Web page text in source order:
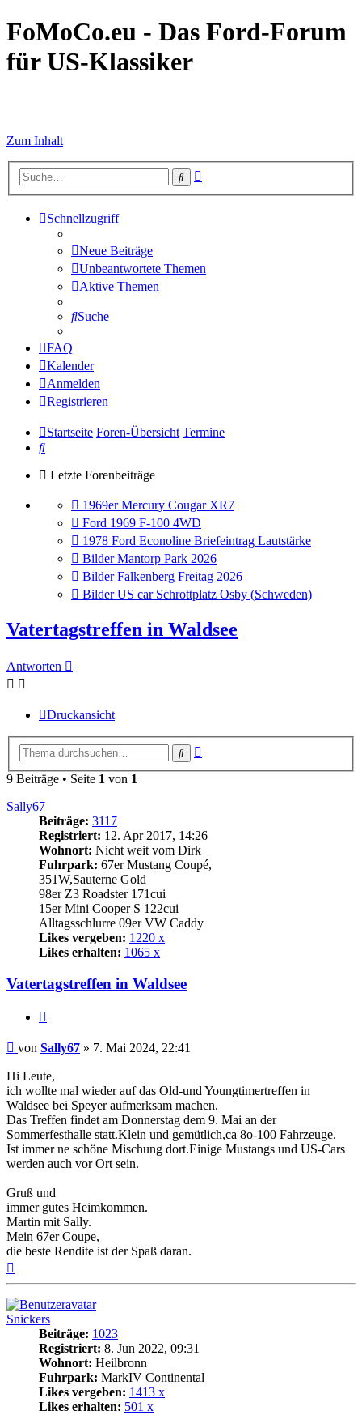
FoMoCo.eu - Das Ford-Forum
für US-Klassiker
Zum Inhalt
Suche
Schnellzugriff
Neue Beiträge
Unbeantwortete Themen
Aktive Themen
Suche
FAQ
Kalender
Anmelden
Registrieren
Startseite Foren-Übersicht Termine
Suche
Letzte Forenbeiträge
Gehe
zum
letzten
Beitrag
1969er Mercury Cougar XR7
Gehe
zum
letzten
Beitrag
Ford 1969 F-100 4WD
Gehe
zum
letzten
Beitrag
1978 Ford Econoline Briefeintrag Lautstärke
Gehe
zum
letzten
Beitrag
Bilder Mantorp Park 2026
Gehe
zum
letzten
Bilder Falkenberg Freitag 2026
Gehe
Beitrag
Bilder US car Schrottplatz Osby (Schweden)
Vatertagstreffen in Waldsee
Antworten
Druckansicht
Suche
9 Beiträge • Seite 1 von 1
Sally67
Beiträge: 3117
Registriert: 12. Apr 2017, 14:26
Wohnort: Nicht weit vom Dirk
Fuhrpark: 67er Mustang Coupé,
351W,Sauterne Gold
98er Z3 Roadster 171cui
15er Mini Cooper S 122cui
Alltagsschlurre 09er VW Caddy
Likes vergeben: 1220 x
Likes erhalten: 1065 x
Vatertagstreffen in Waldsee
Beitrag
von Sally67 » 7. Mai 2024, 22:41
Hi Leute,
ich wollte mal wieder auf das Old-und Youngtimertreffen in
Waldsee bei Speyer aufmerksam machen.
Das Treffen findet am Donnerstag dem 9. Mai an der
Sommerfesthalle statt.Klein und gemütlich,ca 8o-100 Fahrzeuge.
Ist immer ne schöne Mischung dort.Einige Mustangs und US-Cars
werden auch vor Ort sein.
Gruß und
immer gutes Heimkommen.
Martin mit Sally.
Mein 67er Coupe,
die beste Rendite ist der Spaß daran.
Snickers
Beiträge: 1023
Registriert: 8. Jun 2022, 09:31
Wohnort: Heilbronn
Fuhrpark: MarkIV Continental
Likes vergeben: 1413 x
Likes erhalten: 501 x